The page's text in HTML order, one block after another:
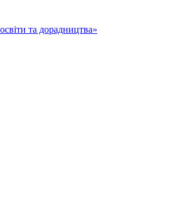
та дорадництва»